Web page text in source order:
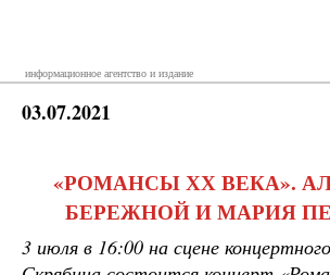
информационное агентство и издание
03.07.2021
«РОМАНСЫ ХХ ВЕКА».
БЕРЕЖНОЙ И МАРИЯ
3 июля в 16:00 на сцене